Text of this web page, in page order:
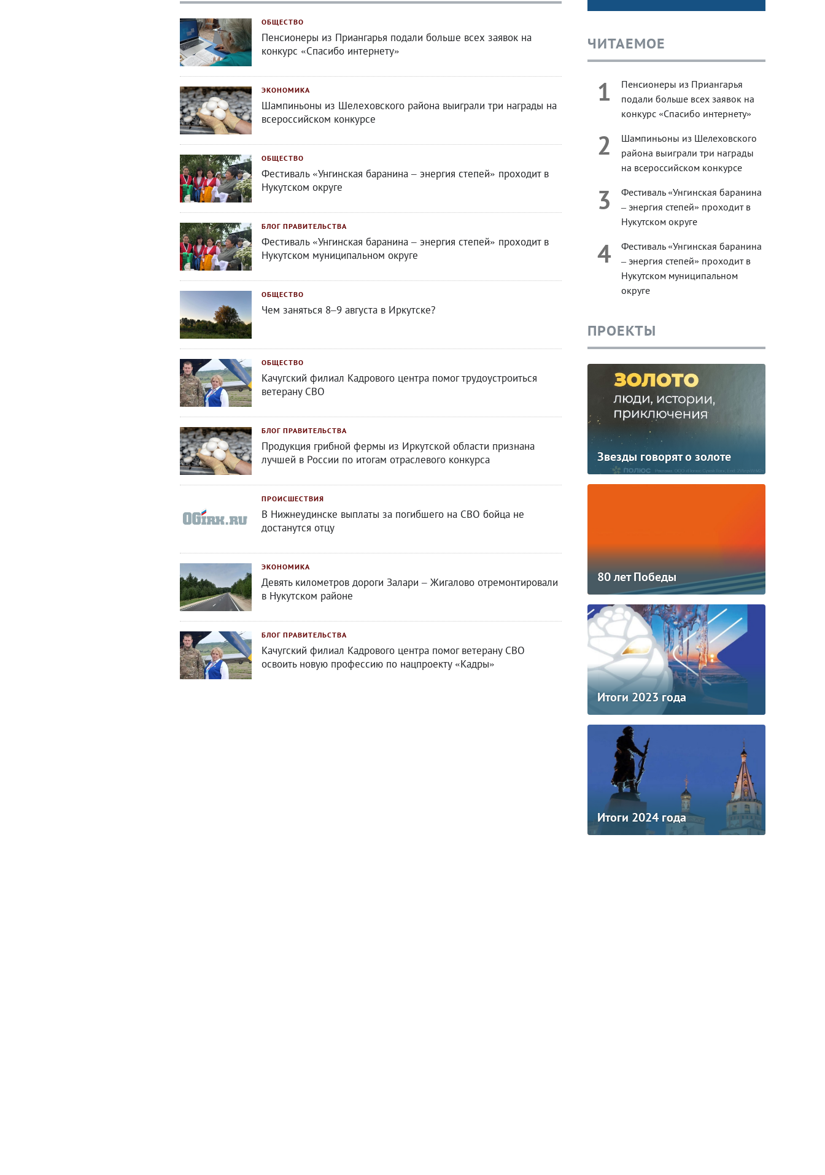
ОБЩЕСТВО
Пенсионеры из Приангарья подали больше всех заявок на
конкурс «Спасибо интернету»
ЭКОНОМИКА
Шампиньоны из Шелеховского района выиграли три награды на
всероссийском конкурсе
ОБЩЕСТВО
Фестиваль «Унгинская баранина – энергия степей» проходит в
Нукутском округе
БЛОГ ПРАВИТЕЛЬСТВА
Фестиваль «Унгинская баранина – энергия степей» проходит в
Нукутском муниципальном округе
ОБЩЕСТВО
Чем заняться 8–9 августа в Иркутске?
ОБЩЕСТВО
Качугский филиал Кадрового центра помог трудоустроиться
ветерану СВО
БЛОГ ПРАВИТЕЛЬСТВА
Продукция грибной фермы из Иркутской области признана
лучшей в России по итогам отраслевого конкурса
ПРОИСШЕСТВИЯ
В Нижнеудинске выплаты за погибшего на СВО бойца не
достанутся отцу
ЭКОНОМИКА
Девять километров дороги Залари – Жигалово отремонтировали
в Нукутском районе
БЛОГ ПРАВИТЕЛЬСТВА
Качугский филиал Кадрового центра помог ветерану СВО
освоить новую профессию по нацпроекту «Кадры»
ЧИТАЕМОЕ
1
Пенсионеры из Приангарья
подали больше всех заявок на
конкурс «Спасибо интернету»
2
Шампиньоны из Шелеховского
района выиграли три награды
на всероссийском конкурсе
3
Фестиваль «Унгинская баранина
– энергия степей» проходит в
Нукутском округе
4
Фестиваль «Унгинская баранина
– энергия степей» проходит в
Нукутском муниципальном
округе
ПРОЕКТЫ
Звезды говорят о золоте
80 лет Победы
Итоги 2023 года
Итоги 2024 года